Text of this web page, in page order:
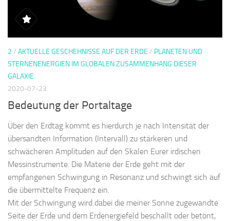
2 / AKTUELLE GESCHEHNISSE AUF DER ERDE / PLANETEN UND
STERNENENERGIEN IM GLOBALEN ZUSAMMENHANG DIESER
GALAXIE
2020-07-23
Bedeutung der Portaltage
Über den Erdtag kommt es hierdurch je nach Intensität der
übersandten Information (Intervall) zu stärkeren und
schwächeren Amplituden auf den Skalen Eurer irdischen
Messinstrumente. Die Materie der Erde geht mit der
empfangenen Schwingung in Resonanz und schwingt sich auf
die übermittelte Frequenz ein.
Mit der Schwingung wird dabei die meiner Sonne zugewandte
Seite der Erde und dem Erdenergiefeld beschallt oder betönt,